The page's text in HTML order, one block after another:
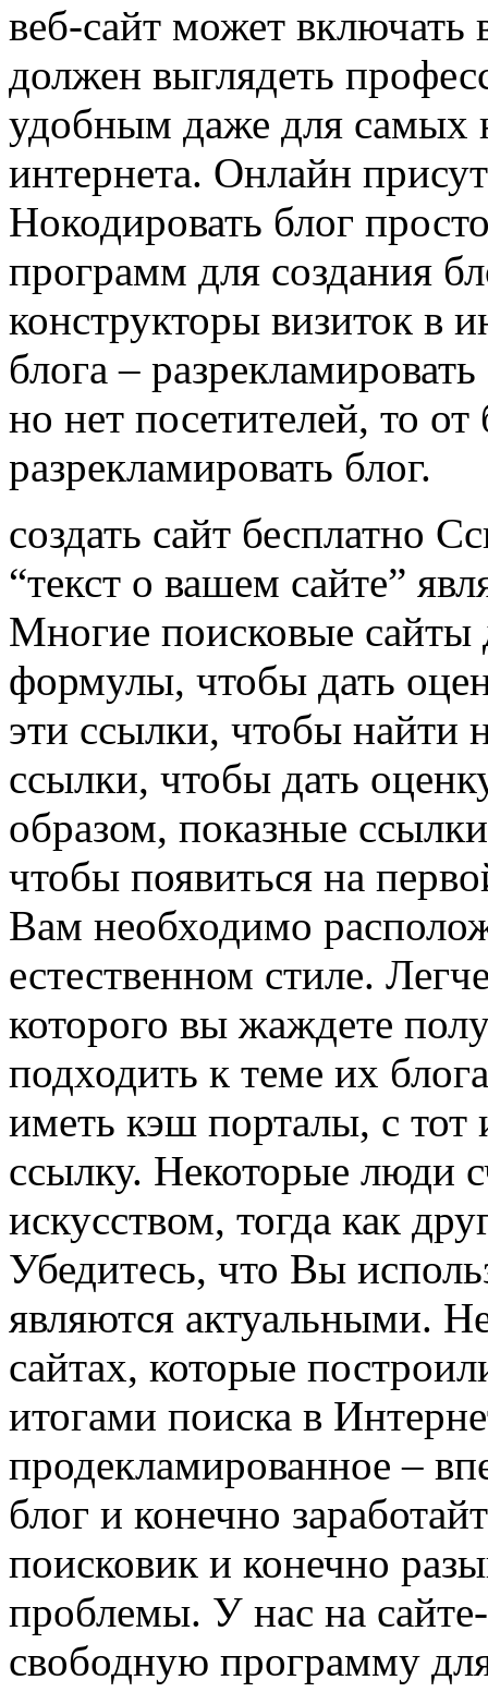
веб-сайт может включать
должен выглядеть
удобным даже для самых
интернета. Онлайн
Нокодировать блог
программ для создания
конструкторы визиток в
блога –
но нет посетителей, то от
разрекламировать блог.
создать сайт бесплатно
“текст о вашем сайте”
Многие поисковые сайты
формулы, чтобы дать
эти ссылки, чтобы найти
ссылки, чтобы дать
образом, показные
чтобы появиться на
Вам необходимо
естественном стиле.
которого вы жаждете
подходить к теме их
иметь кэш порталы, с
ссылку. Некоторые люди
искусством, тогда как
Убедитесь, что Вы
являются актуальными.
сайтах, которые
итогами поиска в
продекламированное –
блог и конечно
поисковик и конечно
проблемы. У нас на
свободную программу